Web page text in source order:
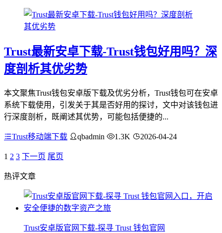
Trust最新安卓下载-Trust钱包好用吗？深
度剖析其优劣势
本文聚焦Trust钱包安卓版下载及优劣分析，Trust钱包可在安卓
系统下载使用，引发关于其是否好用的探讨，文中对该钱包进
行深度剖析，既阐述其优势，可能包括便捷的...
Trust移动端下载 qbadmin 1.3K 2026-04-24
1 2 3 下一页 尾页
热评文章
Trust安卓版官网下载-探寻 Trust 钱包官网